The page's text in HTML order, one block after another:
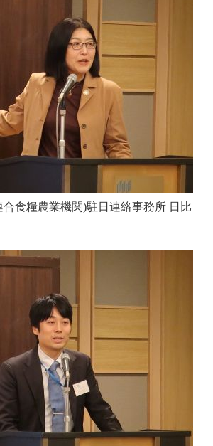
食糧農業機関)駐日連絡事務所 日比